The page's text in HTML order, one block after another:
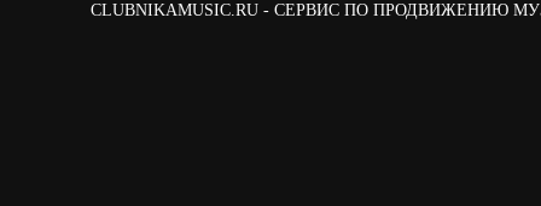
CLUBNIKAMUSIC.RU - СЕРВИС ПО ПРОДВИЖЕНИЮ